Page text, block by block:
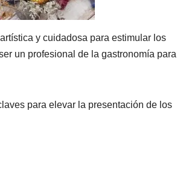
y cuidadosa para estimular los
un profesional de la gastronomía para
para elevar la presentación de los